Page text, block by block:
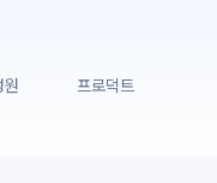
원 프로덕트